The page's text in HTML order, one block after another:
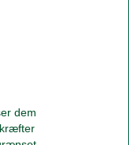
dem